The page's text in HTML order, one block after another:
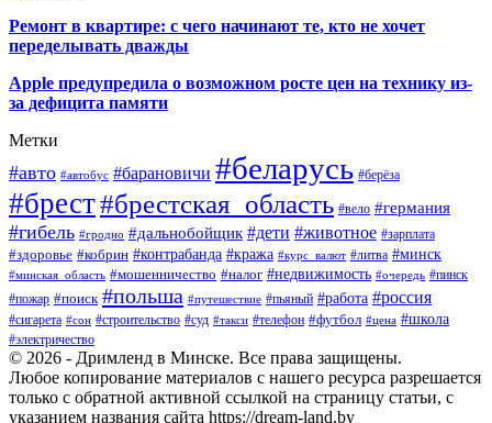
Ремонт в квартире: с чего начинают те, кто не хочет
переделывать дважды
Apple предупредила о возможном росте цен на технику из-
за дефицита памяти
Метки
#авто #автобус #барановичи #беларусь #берёза
#брест#брестская_область #вело #германия
#гибель #гродно #дальнобойщик #дети #животное #зарплата
#здоровье #кобрин #контрабанда #кража #курс_валют #литва #минск
#минская_область #мошенничество #налог #недвижимость #очередь #пинск
#пожар #поиск #польша #путешествие #пьяный #работа #россия
#сигарета #сон #строительство #суд #такси #телефон #футбол #цена #школа
#электричество
© 2026 - Дримленд в Минске. Все права защищены.
Любое копирование материалов с нашего ресурса разрешается
только с обратной активной ссылкой на страницу статьи, с
указанием названия сайта https://dream-land.by